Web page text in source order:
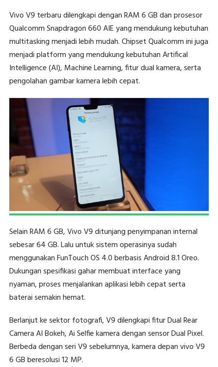
Vivo V9 terbaru dilengkapi dengan RAM 6 GB dan prosesor
Qualcomm Snapdragon 660 AIE yang mendukung kebutuhan
multitasking menjadi lebih mudah. Chipset Qualcomm ini juga
menjadi platform yang mendukung kebutuhan Artifical
Intelligence (AI), Machine Learning, fitur dual kamera, serta
pengolahan gambar kamera lebih cepat.
Selain RAM 6 GB, Vivo V9 ditunjang penyimpanan internal
sebesar 64 GB. Lalu untuk sistem operasinya sudah
menggunakan FunTouch OS 4.0 berbasis Android 8.1 Oreo.
Dukungan spesifikasi gahar membuat interface yang
nyaman, proses menjalankan aplikasi lebih cepat serta
baterai semakin hemat.
Berlanjut ke sektor fotografi, V9 dilengkapi fitur Dual Rear
Camera AI Bokeh, Ai Selfie kamera dengan sensor Dual Pixel.
Berbeda dengan seri V9 sebelumnya, kamera depan vivo V9
6 GB beresolusi 12 MP.